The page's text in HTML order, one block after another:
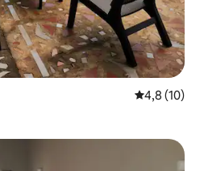
4,8 de uma
4,8 (10)